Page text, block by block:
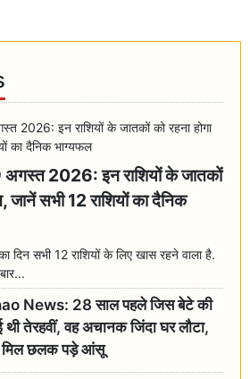
2026: इन राशियों के जातकों
जानें सभी 12 राशियों का दैनिक
दिन सभी 12 राशियों के लिए खास रहने वाला है.
News: 28 साल पहले जिस बेटे की
थी तेरहवीं, वह अचानक जिंदा घर लौटा,
मिल छलक पड़े आंसू